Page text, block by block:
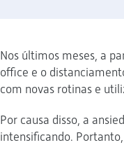
Nos últimos meses, a
office e o
com novas rotinas e
Por causa disso, a
intensificando.